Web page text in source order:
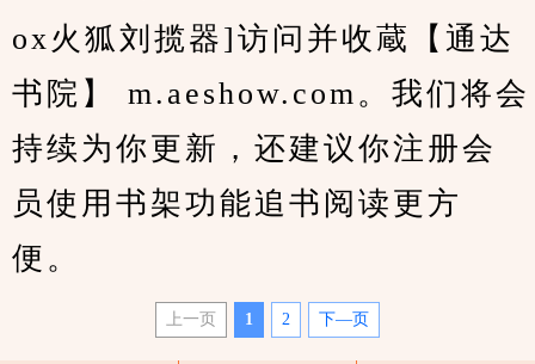
ox火狐刘揽器]访问并收蔵【通达
书院】 m.aeshow.com。我们将会
持续为你更新，还建议你注册会
员使用书架功能追书阅读更方
便。
上一页 1 2 下—页